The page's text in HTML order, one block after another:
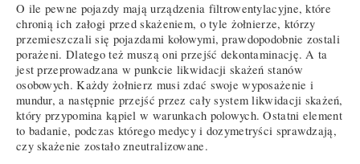
O ile pewne pojazdy mają urządzenia filtrowentylacyjne, które
chronią ich załogi przed skażeniem, o tyle żołnierze, którzy
przemieszczali się pojazdami kołowymi, prawdopodobnie zostali
porażeni. Dlatego też muszą oni przejść dekontaminację. A ta
jest przeprowadzana w punkcie likwidacji skażeń stanów
osobowych. Każdy żołnierz musi zdać swoje wyposażenie i
mundur, a następnie przejść przez cały system likwidacji skażeń,
który przypomina kąpiel w warunkach polowych. Ostatni element
to badanie, podczas którego medycy i dozymetryści sprawdzają,
czy skażenie zostało zneutralizowane.